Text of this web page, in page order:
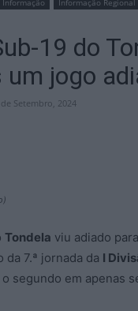
Informação Informação Regional
19 do
jogo
de Setembro, 2024
Tondela viu adiado
7.ª jornada da I
o segundo em apenas